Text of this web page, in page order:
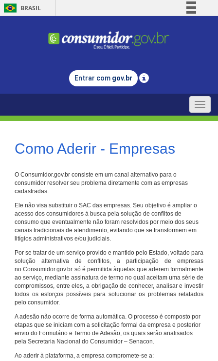
BRASIL
Comunica BR
Legislação
Entrar com gov.br
Toggle
Como Aderir - Empresas
O Consumidor.gov.br consiste em um canal alternativo para o
consumidor resolver seu problema diretamente com as empresas
cadastradas.
Ele não visa substituir o SAC das empresas. Seu objetivo é ampliar o
acesso dos consumidores à busca pela solução de conflitos de
consumo que eventualmente não foram resolvidos por meio dos seus
canais tradicionais de atendimento, evitando que se transformem em
litígios administrativos e/ou judiciais.
Por se tratar de um serviço provido e mantido pelo Estado, voltado para
solução alternativa de conflitos, a participação de empresas
no Consumidor.gov.br só é permitida àquelas que aderem formalmente
ao serviço, mediante assinatura de termo no qual aceitam uma série de
compromissos, entre eles, a obrigação de conhecer, analisar e investir
todos os esforços possíveis para solucionar os problemas relatados
pelo consumidor.
A adesão não ocorre de forma automática. O processo é composto por
etapas que se iniciam com a solicitação formal da empresa e posterior
envio do Formulário e Termo de Adesão, os quais serão analisados
pela Secretaria Nacional do Consumidor – Senacon.
Ao aderir à plataforma, a empresa compromete-se a: